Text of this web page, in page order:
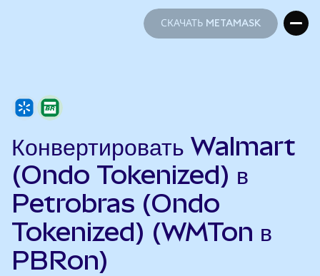
СКАЧАТЬ METAMASK
Конвертировать Walmart
(Ondo Tokenized) в
Petrobras (Ondo
Tokenized) (WMTon в
PBRon)